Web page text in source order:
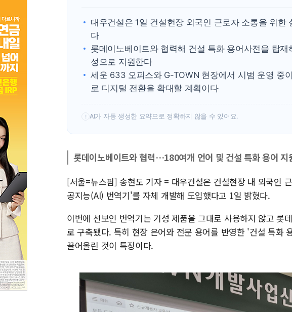
대우건설은 1일 건설현장 외국인 근로자 소통을 위한
다
롯데이노베이트와 협력해 건설 특화 용어사전을 탑
성으로 지원한다
세운 633 오피스와 G-TOWN 현장에서 시범 운영 중
로 디지털 전환을 확대할 계획이다
! AI가 자동 생성한 요약으로 정확하지 않을 수 있어요.
롯데이노베이트와 협력…180여개 언어 및 건설 특화 용어 지
[서울=뉴스핌] 송현도 기자 = 대우건설은 건설현장 내 외국인
공지능(AI) 번역기'를 자체 개발해 도입했다고 1일 밝혔다.
이번에 선보인 번역기는 기성 제품을 그대로 사용하지 않고 롯
로 구축됐다. 특히 현장 은어와 전문 용어를 반영한 '건설 특화
끌어올린 것이 특징이다.